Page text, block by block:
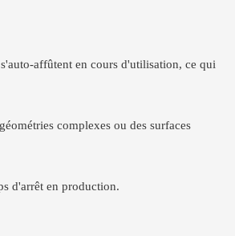
affûtent en cours d'utilisation, ce qui
complexes ou des surfaces
d'arrêt en production.